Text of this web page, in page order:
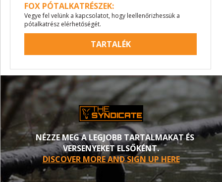
FOX PÓTALKATRÉSZEK:
Vegye fel velünk a kapcsolatot, hogy leellenőrizhessük a
pótalkatrész elérhetőségét.
TARTALÉK
NÉZZE MEG A LEGJOBB TARTALMAKAT ÉS
VERSENYEKET ELSŐKÉNT.
DISCOVER MORE AND SIGN UP HERE